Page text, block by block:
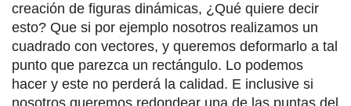
creación de figuras dinámicas, ¿Qué quiere decir
esto? Que si por ejemplo nosotros realizamos un
cuadrado con vectores, y queremos deformarlo a tal
punto que parezca un rectángulo. Lo podemos
hacer y este no perderá la calidad. E inclusive si